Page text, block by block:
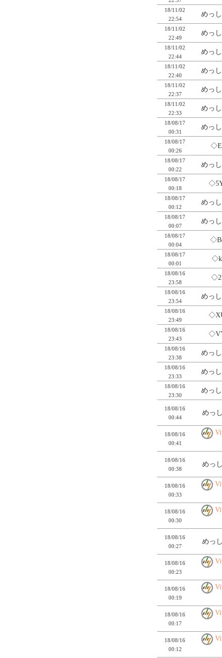
18/11/02
22:54
めっ
18/11/02
22:49
めっ
18/11/02
22:44
めっ
18/11/02
22:40
めっ
18/11/02
22:37
めっ
18/11/02
22:33
めっ
18/08/17
00:31
めっ
18/08/17
00:26
18/08/17
00:22
めっ
18/08/17
00:18
18/08/17
00:12
めっ
18/08/17
00:07
めっ
18/08/17
00:04
18/08/17
00:01
18/08/16
23:58
18/08/16
23:54
めっ
18/08/16
23:49
18/08/16
23:43
18/08/16
23:38
めっ
18/08/16
23:33
めっ
18/08/16
23:30
めっ
18/08/16
00:44
めっ
18/08/16
00:41
18/08/16
00:38
めっ
18/08/16
00:33
18/08/16
00:30
18/08/16
00:27
めっ
18/08/16
00:23
18/08/16
00:19
18/08/16
00:17
18/08/16
00:12